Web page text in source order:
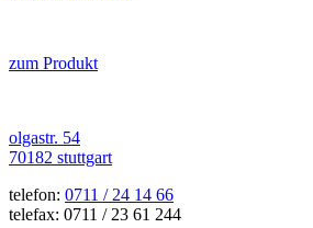
zum Produkt
olgastr. 54
70182 stuttgart
telefon: 0711 / 24 14 66
telefax: 0711 / 23 61 244